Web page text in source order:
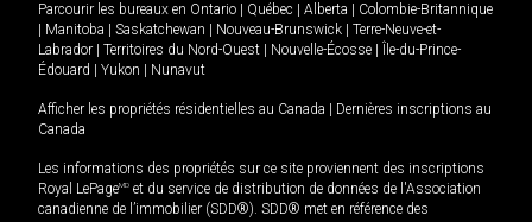
Parcourir les bureaux en Ontario Québec Alberta
Colombie-Britannique
Manitoba Saskatchewan Nouveau-Brunswick
Terre-Neuve-et-
Labrador
Territoires du Nord-Ouest Nouvelle-Écosse
Île-du-Prince-
Édouard
Yukon Nunavut
Afficher les propriétés résidentielles au Canada
Dernières inscriptions au
Canada
Les informations des propriétés sur ce site proviennent des inscriptions
Royal LePageMD et du service de distribution de données de l'Association
canadienne de l’immobilier (SDD®). SDD® met en référence des